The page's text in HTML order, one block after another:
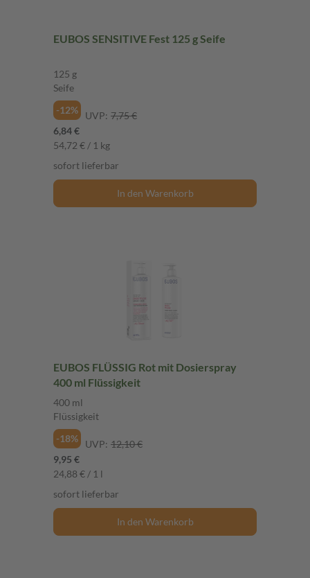
EUBOS SENSITIVE Fest 125 g Seife
125 g
Seife
-12%
UVP: 7,75 €
6,84 €
54,72 € / 1 kg
sofort lieferbar
In den Warenkorb
EUBOS FLÜSSIG Rot mit Dosierspray
400 ml Flüssigkeit
400 ml
Flüssigkeit
-18%
UVP: 12,10 €
9,95 €
24,88 € / 1 l
sofort lieferbar
In den Warenkorb